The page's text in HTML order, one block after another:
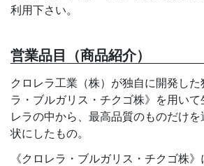
利用下さい。
営業品目（商品紹介）
クロレラ工業（株）が独自に開発し
ラ・ブルガリス・チクゴ株》を用いて
レラの中から、最高品質のものだけ
状にしたもの。
《クロレラ・ブルガリス・チクゴ株